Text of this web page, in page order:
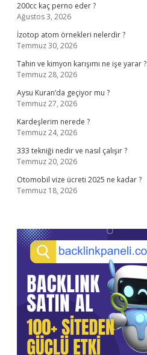
200cc kaç perno eder ?
Ağustos 3, 2026
İzotop atom örnekleri nelerdir ?
Temmuz 30, 2026
Tahin ve kimyon karışımı ne işe yarar ?
Temmuz 28, 2026
Aysu Kuran’da geçiyor mu ?
Temmuz 27, 2026
Kardeşlerim nerede ?
Temmuz 24, 2026
333 tekniği nedir ve nasıl çalışır ?
Temmuz 20, 2026
Otomobil vize ücreti 2025 ne kadar ?
Temmuz 18, 2026